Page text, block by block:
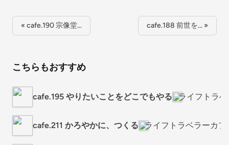
« cafe.190 宗像堂… cafe.188 前世を… »
こちらもおすすめ
cafe.195 やりたいことをどこでもやる ライフトラ
cafe.211 かろやかに、つくる ライフトラベラーカ